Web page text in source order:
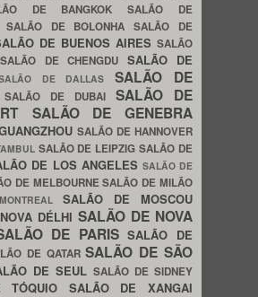
DE BANGKOKSALÃO DE
SALÃO DE BOLONHASALÃO DE
DE BUENOS AIRES SALÃO
SALÃO DE CHENGDU SALÃO DE
DE DALLASSALÃO DE
SALÃO DE DUBAI SALÃO DE
SALÃO DE GENEBRA
SALÃO DE HANNOVER
SALÃO DE LEIPZIGSALÃO DE
DE LOS ANGELES SALÃO DE
DE MELBOURNESALÃO DE MILÃO
SALÃO DE MOSCOU
DÉLHI SALÃO DE NOVA
DE PARISSALÃO DE
DE QATARSALÃO DE SÃO
DE SEUL SALÃO DE SIDNEY
TÓQUIO SALÃO DE XANGAI